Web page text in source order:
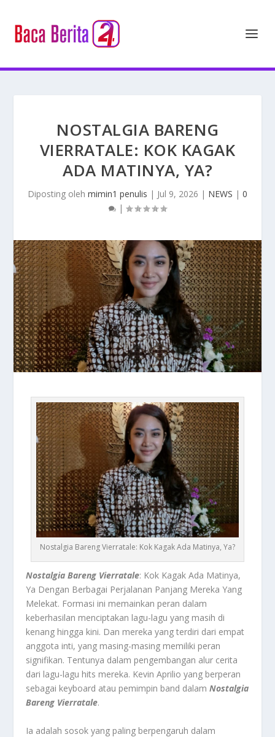
NOSTALGIA BARENG
VIERRATALE: KOK KAGAK
ADA MATINYA, YA?
Diposting oleh mimin1 penulis | Jul 9, 2026 | NEWS | 0
|
Nostalgia Bareng Vierratale: Kok Kagak Ada Matinya, Ya?
Nostalgia Bareng Vierratale: Kok Kagak Ada Matinya,
Ya Dengan Berbagai Perjalanan Panjang Mereka Yang
Melekat. Formasi ini memainkan peran dalam
keberhasilan menciptakan lagu-lagu yang masih di
kenang hingga kini. Dan mereka yang terdiri dari empat
anggota inti, yang masing-masing memiliki peran
signifikan. Tentunya dalam pengembangan alur cerita
dari lagu-lagu hits mereka. Kevin Aprilio yang berperan
sebagai keyboard atau pemimpin band dalamNostalgia
Bareng Vierratale.
Ia adalah sosok yang paling berpengaruh dalam